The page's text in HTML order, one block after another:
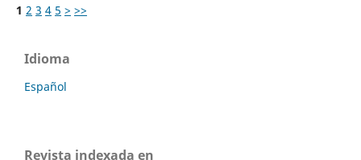
1 2 3 4 5 > >>
Idioma
Español
Revista indexada en